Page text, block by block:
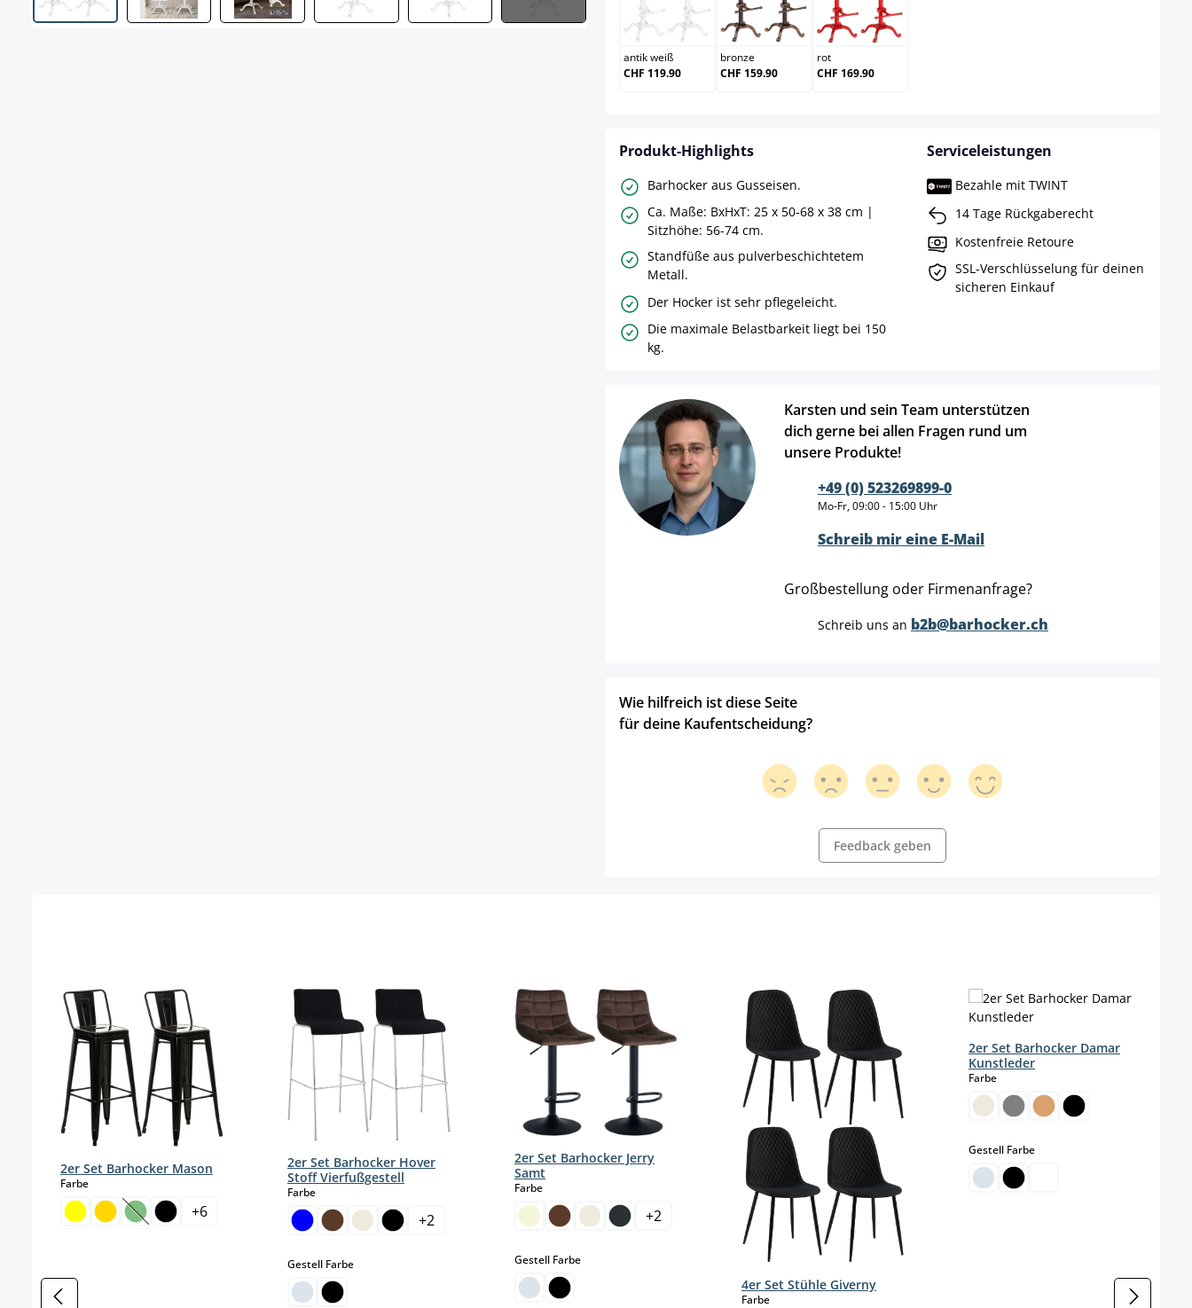
antik weiß
antik weiß
CHF 119.90
bronze
bronze
CHF 159.90
rot
rot
CHF 169.90
Produkt-Highlights
Barhocker aus Gusseisen.
Ca. Maße: BxHxT: 25 x 50-68 x 38 cm |
Sitzhöhe: 56-74 cm.
Standfüße aus pulverbeschichtetem
Metall.
Der Hocker ist sehr pflegeleicht.
Die maximale Belastbarkeit liegt bei 150
kg.
Serviceleistungen
Bezahle mit TWINT
14 Tage Rückgaberecht
Kostenfreie Retoure
SSL-Verschlüsselung für deinen
sicheren Einkauf
Karsten und sein Team unterstützen
dich gerne bei allen Fragen rund um
unsere Produkte!
+49 (0) 523269899-0
Mo-Fr, 09:00 - 15:00 Uhr
Schreib mir eine E-Mail
Großbestellung oder Firmenanfrage?
Schreib uns an b2b@barhocker.ch
Wie hilfreich ist diese Seite
für deine Kaufentscheidung?
Feedback geben
2er Set Barhocker Mason
Farbeauswählen
(Diese Option ist zurzeit nicht verfügbar.)
+6
2er Set Barhocker Hover
Stoff Vierfußgestell
Farbeauswählen
+2
Gestell Farbeauswählen
2er Set Barhocker Jerry
Samt
Farbeauswählen
+2
Gestell Farbeauswählen
4er Set Stühle Giverny
Farbeauswählen
2er Set Barhocker Damar
Kunstleder
Farbeauswählen
Gestell Farbeauswählen